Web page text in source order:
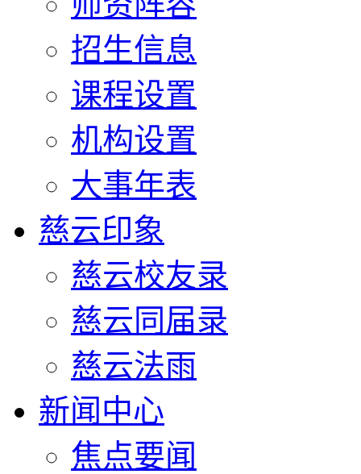
招生信息
课程设置
机构设置
大事年表
慈云印象
慈云校友录
慈云同届录
慈云法雨
新闻中心
焦点要闻